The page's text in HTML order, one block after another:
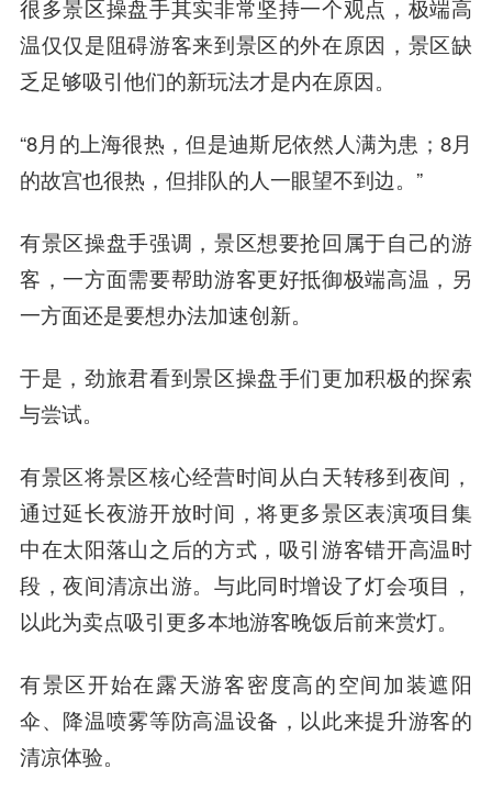
很多景区操盘手其实非常坚持一个观点，极端高
温仅仅是阻碍游客来到景区的外在原因，景区缺
乏足够吸引他们的新玩法才是内在原因。
“8月的上海很热，但是迪斯尼依然人满为患；8月
的故宫也很热，但排队的人一眼望不到边。”
有景区操盘手强调，景区想要抢回属于自己的游
客，一方面需要帮助游客更好抵御极端高温，另
一方面还是要想办法加速创新。
于是，劲旅君看到景区操盘手们更加积极的探索
与尝试。
有景区将景区核心经营时间从白天转移到夜间，
通过延长夜游开放时间，将更多景区表演项目集
中在太阳落山之后的方式，吸引游客错开高温时
段，夜间清凉出游。与此同时增设了灯会项目，
以此为卖点吸引更多本地游客晚饭后前来赏灯。
有景区开始在露天游客密度高的空间加装遮阳
伞、降温喷雾等防高温设备，以此来提升游客的
清凉体验。